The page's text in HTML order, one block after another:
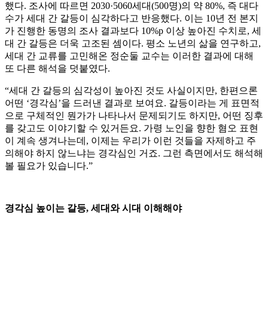
했다. 조사에 따르면 2030·5060세대(500명)의 약 80%, 즉 대다
수가 세대 간 갈등이 심각하다고 반응했다. 이는 10년 전 본지
가 진행한 동명의 조사 결과보다 10%p 이상 높아진 수치로, 세
대 간 갈등은 더욱 고조된 셈이다. 평소 노년의 삶을 연구하고,
세대 간 교류를 고민해온 정순둘 교수는 이러한 결과에 대해
또 다른 해석을 덧붙였다.
“세대 간 갈등의 심각성이 높아진 것도 사실이지만, 한편으론
어떤 ‘경각심’을 드러낸 결과로 보여요. 갈등이라는 게 표면적
으로 구체적인 뭔가가 나타나서 문제되기도 하지만, 어떤 징후
를 갖고도 이야기할 수 있거든요. 가령 노인을 향한 혐오 표현
이 계속 생겨나는데, 이제는 우리가 이런 것들을 자제하고 주
의해야 하지 않느냐는 경각심인 거죠. 그런 측면에서도 해석해
볼 필요가 있습니다.”
경각심 높이는 갈등, 세대와 시대 이해해야